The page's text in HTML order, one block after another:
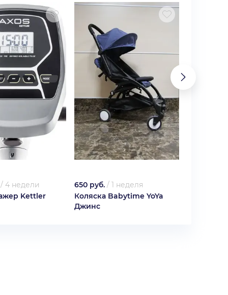
/ 4 недели
Kettler
650 руб. / 1 неделя
Коляска Babytime YoYa
Джинс